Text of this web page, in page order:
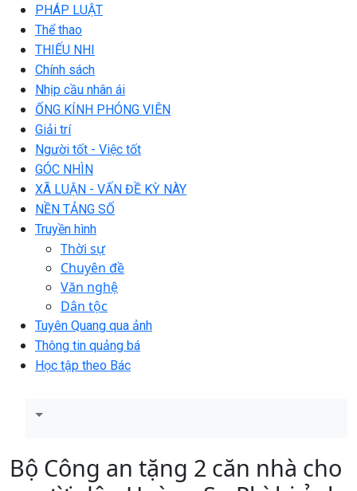
PHÁP LUẬT
Thể thao
THIẾU NHI
Chính sách
Nhịp cầu nhân ái
ỐNG KÍNH PHÓNG VIÊN
Giải trí
Người tốt - Việc tốt
GÓC NHÌN
XÃ LUẬN - VẤN ĐỀ KỲ NÀY
NỀN TẢNG SỐ
Truyền hình
Thời sự
Chuyên đề
Văn nghệ
Dân tộc
Tuyên Quang qua ảnh
Thông tin quảng bá
Học tập theo Bác
Bộ Công an tặng 2 căn nhà cho